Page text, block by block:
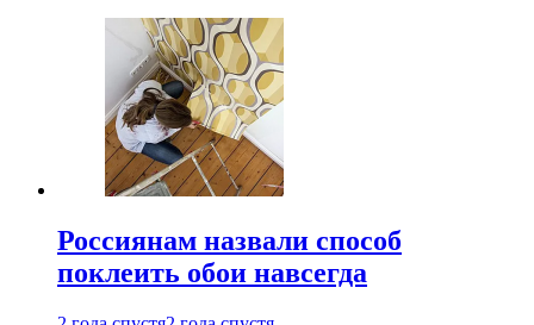
Россиянам назвали способ
поклеить обои навсегда